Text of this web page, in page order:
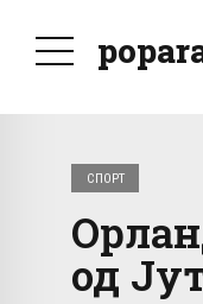
СПОРТ
од